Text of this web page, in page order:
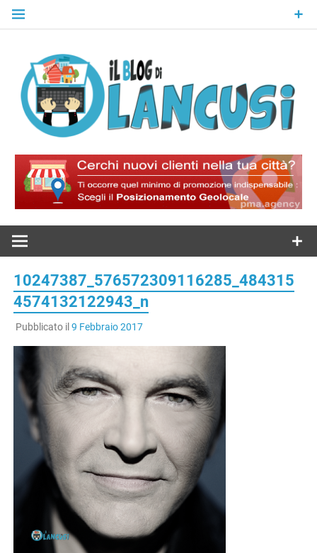
Skip
Il Blog Di
Lancusi
10247387_576572309116285_484315
4574132122943_n
Pubblicato il 9 Febbraio 2017